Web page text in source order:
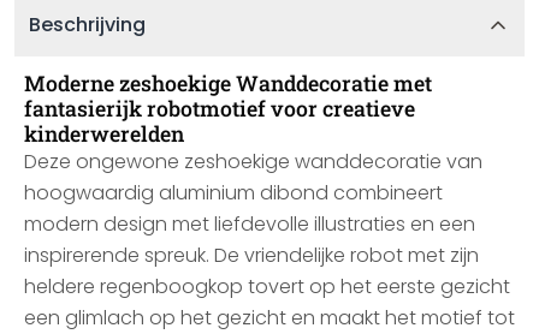
Beschrijving
Moderne zeshoekige Wanddecoratie met
fantasierijk robotmotief voor creatieve
kinderwerelden
Deze ongewone zeshoekige wanddecoratie van
hoogwaardig aluminium dibond combineert
modern design met liefdevolle illustraties en een
inspirerende spreuk. De vriendelijke robot met zijn
heldere regenboogkop tovert op het eerste gezicht
een glimlach op het gezicht en maakt het motief tot